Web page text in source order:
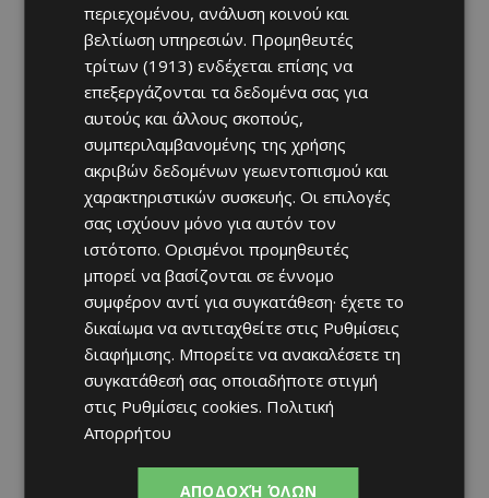
περιεχομένου, ανάλυση κοινού και
βελτίωση υπηρεσιών. Προμηθευτές
τρίτων (1913) ενδέχεται επίσης να
επεξεργάζονται τα δεδομένα σας για
αυτούς και άλλους σκοπούς,
συμπεριλαμβανομένης της χρήσης
ακριβών δεδομένων γεωεντοπισμού και
χαρακτηριστικών συσκευής. Οι επιλογές
σας ισχύουν μόνο για αυτόν τον
ιστότοπο. Ορισμένοι προμηθευτές
μπορεί να βασίζονται σε έννομο
συμφέρον αντί για συγκατάθεση· έχετε το
δικαίωμα να αντιταχθείτε στις Ρυθμίσεις
διαφήμισης. Μπορείτε να ανακαλέσετε τη
συγκατάθεσή σας οποιαδήποτε στιγμή
στις Ρυθμίσεις cookies. Πολιτική
Απορρήτου
ΑΠΟΔΟΧΉ ΌΛΩΝ